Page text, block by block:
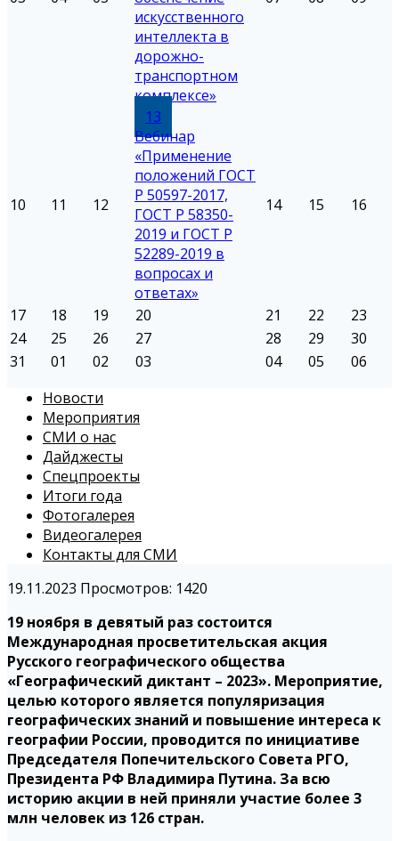
искусственного
интеллекта в
дорожно-
транспортном
комплексе»
10 11 12
13
Вебинар
«Применение
положений ГОСТ
Р 50597-2017,
ГОСТ Р 58350-
2019 и ГОСТ Р
52289-2019 в
вопросах и
ответах»
14 15 16
17 18 19 20 21 22
23
24
25 26 27 28 29
30
31
01 02 03 04 05
06
Новости
Мероприятия
СМИ о нас
Дайджесты
Спецпроекты
Итоги года
Фотогалерея
Видеогалерея
Контакты для СМИ
19.11.2023 Просмотров: 1420
19 ноября в девятый раз состоится
Международная просветительская акция
Русского географического общества
«Географический диктант – 2023». Мероприятие,
целью которого является популяризация
географических знаний и повышение интереса к
географии России, проводится по инициативе
Председателя Попечительского Совета РГО,
Президента РФ Владимира Путина. За всю
историю акции в ней приняли участие более 3
млн человек из 126 стран.